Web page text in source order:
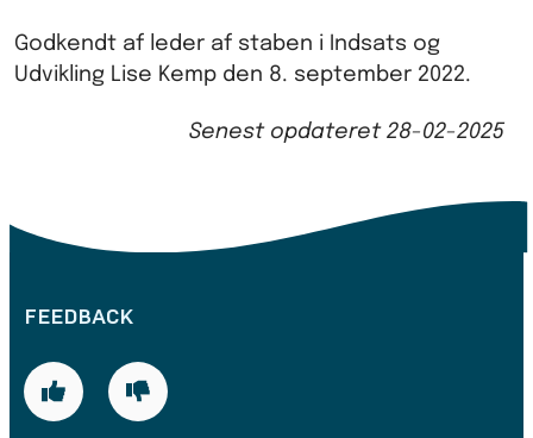
Godkendt af leder af staben i Indsats og
Udvikling Lise Kemp den 8. september 2022.
Senest opdateret 28-02-2025
FEEDBACK